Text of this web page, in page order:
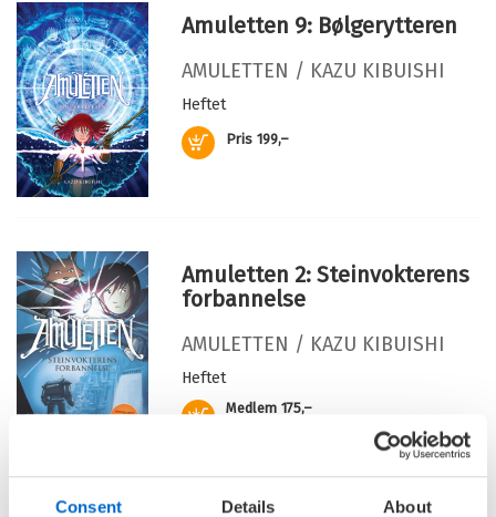
Consent Details About
Antall sider:
Illustratør:
Originaltittel:
Oversatt av:
Serie:
Kategori:
Pocket
Amuletten 9: Bølgerytteren
AMULETTEN / KAZU KIBUISHI
Heftet
Pris 199,–
Kjøp
Amuletten 2: Steinvokterens
forbannelse
AMULETTEN / KAZU KIBUISHI
Heftet
Medlem 175,–
Kjøp